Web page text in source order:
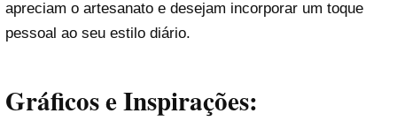
apreciam o artesanato e desejam incorporar um toque
pessoal ao seu estilo diário.
Gráficos e Inspirações: